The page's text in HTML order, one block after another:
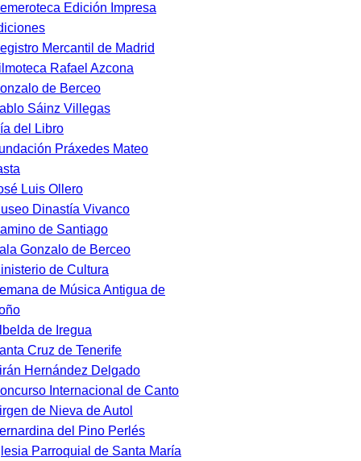
Edición Impresa
Mercantil de Madrid
Rafael Azcona
de Berceo
Sáinz Villegas
del Libro
Práxedes Mateo
Luis Ollero
Dinastía Vivanco
de Santiago
Gonzalo de Berceo
de Cultura
de Música Antigua de
de Iregua
Cruz de Tenerife
Hernández Delgado
Internacional de Canto
de Nieva de Autol
del Pino Perlés
Parroquial de Santa María